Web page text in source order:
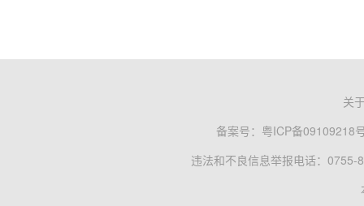
关
备案号： 粤ICP备09109218
违法和不良信息举报电话：0755-